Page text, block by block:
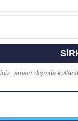
amacı dışında